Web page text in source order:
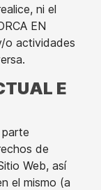
ni el
EN
o actividades
E
de
Web, así
el mismo (a